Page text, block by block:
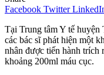
Facebook Twitter
Tại Trung tâm Y tế huyện
các bác sĩ phát hiện một
nhân được tiến hành trích
khoảng 200ml máu cục.